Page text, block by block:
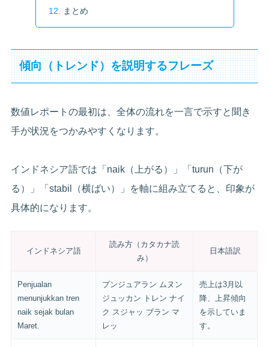
まとめ
傾向（トレンド）を説明するフレーズ
数値レポートの最初は、全体の流れを一言で示すと聞き
手が状況をつかみやすくなります。
インドネシア語では「naik（上がる）」「turun（下が
る）」「stabil（横ばい）」を軸に組み立てると、印象が
具体的になります。
インドネシア語
読み方（カタカナ読
み）
日本語訳
Penjualan
menunjukkan tren
naik sejak bulan
Maret.
プンジュアラン ムヌン
ジュッカン トレン ナイ
ク スジャッ ブラン マ
レッ
売上は3月以
降、上昇傾向
を示していま
す。